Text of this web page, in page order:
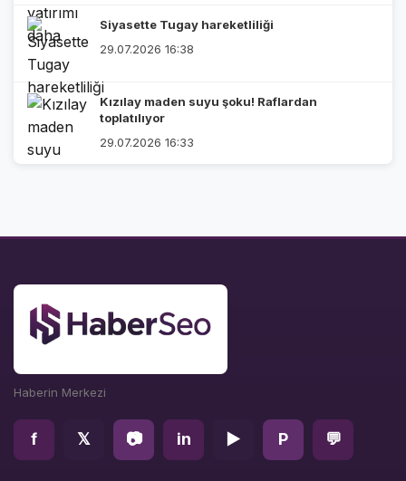
Siyasette Tugay hareketliliği
29.07.2026 16:38
Kızılay maden suyu şoku! Raflardan
toplatılıyor
29.07.2026 16:33
Haberin Merkezi
f 𝕏 📷 in ▶ P 💬